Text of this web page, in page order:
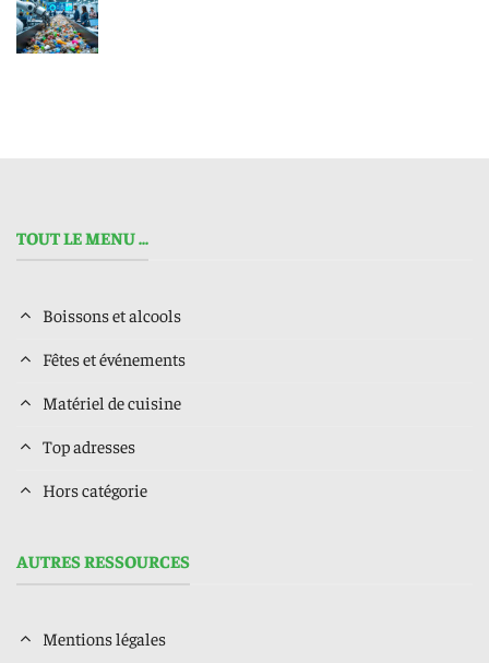
TOUT LE MENU ...
Boissons et alcools
Fêtes et événements
Matériel de cuisine
Top adresses
Hors catégorie
AUTRES RESSOURCES
Mentions légales